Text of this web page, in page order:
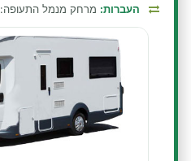
העברות: מרחק מנמל התעופה: 8 ק"מ